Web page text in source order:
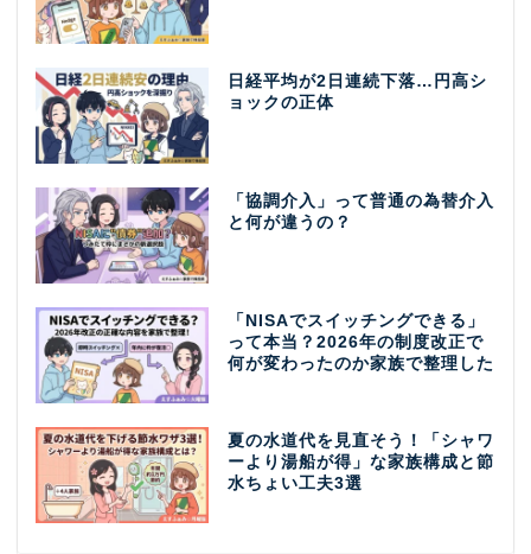
日経平均が2日連続下落…円高シ
ョックの正体
「協調介入」って普通の為替介入
と何が違うの？
「NISAでスイッチングできる」
って本当？2026年の制度改正で
何が変わったのか家族で整理した
夏の水道代を見直そう！「シャワ
ーより湯船が得」な家族構成と節
水ちょい工夫3選